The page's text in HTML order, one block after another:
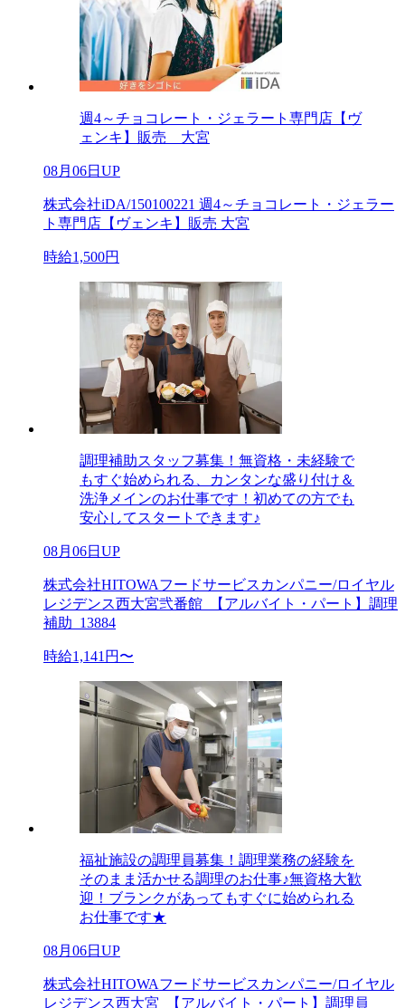
週4～チョコレート・ジェラート専門店【ヴ
ェンキ】販売 大宮
08月06日UP
株式会社iDA/150100221 週4～チョコレート・ジェラー
ト専門店【ヴェンキ】販売 大宮
時給1,500円
調理補助スタッフ募集！無資格・未経験で
もすぐ始められる、カンタンな盛り付け＆
洗浄メインのお仕事です！初めての方でも
安心してスタートできます♪
08月06日UP
株式会社HITOWAフードサービスカンパニー/ロイヤル
レジデンス西大宮弐番館_【アルバイト・パート】調理
補助_13884
時給1,141円〜
福祉施設の調理員募集！調理業務の経験を
そのまま活かせる調理のお仕事♪無資格大歓
迎！ブランクがあってもすぐに始められる
お仕事です★
08月06日UP
株式会社HITOWAフードサービスカンパニー/ロイヤル
レジデンス西大宮_【アルバイト・パート】調理員